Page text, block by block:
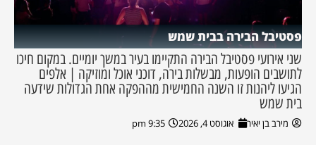
פסטיבל הבירה בבית שמש
שני אירועי פסטיבל הבירה התקיימו בעיר במשך יומיים. במקום חיכו
לתושבים הופעות, מבשלות בירה, דוכני אוכל ומוזיקה | אלפים
הגיעו ליהנות זו השנה החמישית מההפקה אחת הגדולות שידעה
בית שמש
מירב בן יאיר אוגוסט 4, 2026 9:35 pm